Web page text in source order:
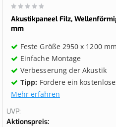
Wertung:
0%
Akustikpaneel Filz,
mm
Feste Größe 2950 x 1200
Einfache Montage
Verbesserung der Akustik
Tipp: Fordere ein
Mehr erfahren
UVP
Aktionspreis